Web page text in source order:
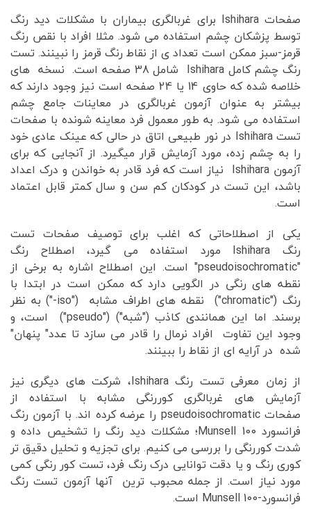
صفحات Ishihara برای غربالگری بیماران با مشکلات دید رنگ
توسط پزشکان چشم استفاده می شود. مثلا افراد با نقص رنگ
قرمز-سبز ممکن است تعداد ی از نقاط رنگ قرمز را نبینند. تست
رنگ چشم کامل Ishihara شامل 38 صفحه است. نسخه های
خلاصه شده که حاوی 14 یا 24 صفحه است نیز وجود دارند که
بیشتر به عنوان آزمون غربالگری در معاینات جامع چشم
استفاده می شود. به طور معمول فرد معاینه شونده با صفحات
تست Ishihara در نور طبیعی اتاق در حالی که عینک عادی خود
را به چشم زده، مورد آزمایش قرار میگیرد. از آنجایی که برای
آزمون Ishihara نیاز است که فرد قادر به خواندن و درک اعداد
باشد، این تست در کودکان کم سن و سال کمتر قابل اعتماد
است.
یکی از اصطلاحاتی که اغلب برای توصیف صفحات تست
رنگ Ishihara مورد استفاده می گیرد، اصطلاح رنگ
"pseudoisochromatic" است. این اصطلاح اشاره به برخی از
نقطه های رنگی در الگویی دارد که ممکن است در ابتدا با
رنگ ("chromatic") نقطه های اطراف مشابه ("iso-") به نظر
برسند. اما این همانندی کاذب ("شبه") ("pseudo") است، و
وجود این تفاوت افراد نرمال را قادر می سازد تا عدد" پنهان"
شده در آرایه ای از نقاط را ببینند.
از زمان معرفی تست رنگ Ishihara، شرکت های دیگری نیز
آزمایش های غربالگری کوررنگی مشابه با استفاده از
صفحات pseudoisochromatic را عرضه کرده اند. با آزمون رنگ
فرانسورد Munsell 100؛ مشکلات دید رنگ را تشخیص داده و
شدت کوررنگی را بررسی می کنیم. برای تجزیه و تحلیل دقیق تر
کوری رنگ و یا دقت توانایی درک رنگ فرد، تست کور رنگی کمی
مورد نیاز است. از جمله محبوب ترین آنها آزمون تست رنگ
فرانسورد-Munsell 100 است.